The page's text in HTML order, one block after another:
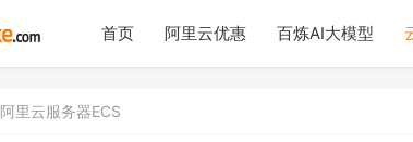
首页 阿里云优惠 百炼AI大模型
阿里云服务器ECS